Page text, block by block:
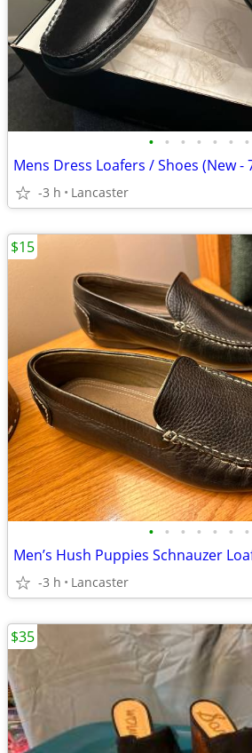
• • • • • • •
Mens Dress Loafers / Shoes (New -
-3 h Lancaster
• • • • • • •
Men’s Hush Puppies Schnauzer
-3 h Lancaster
$15
$35